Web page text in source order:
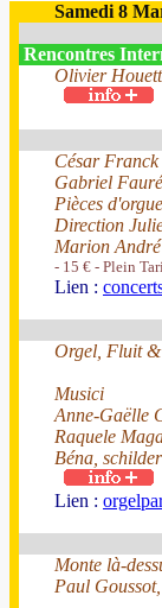
Samedi 8
Rencontres
Olivier
César
Gabriel
Pièces
Direction
Marion
- 15 € - Plein
Lien :
Orgel, Fluit
Musici
Anne-Gaëlle
Raquele
Béna,
Lien :
Monte là-
Paul